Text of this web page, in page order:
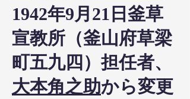
1942年9月21日釜草
宣教所（釜山府草梁
町五九四）担任者、
大本角之助から変更